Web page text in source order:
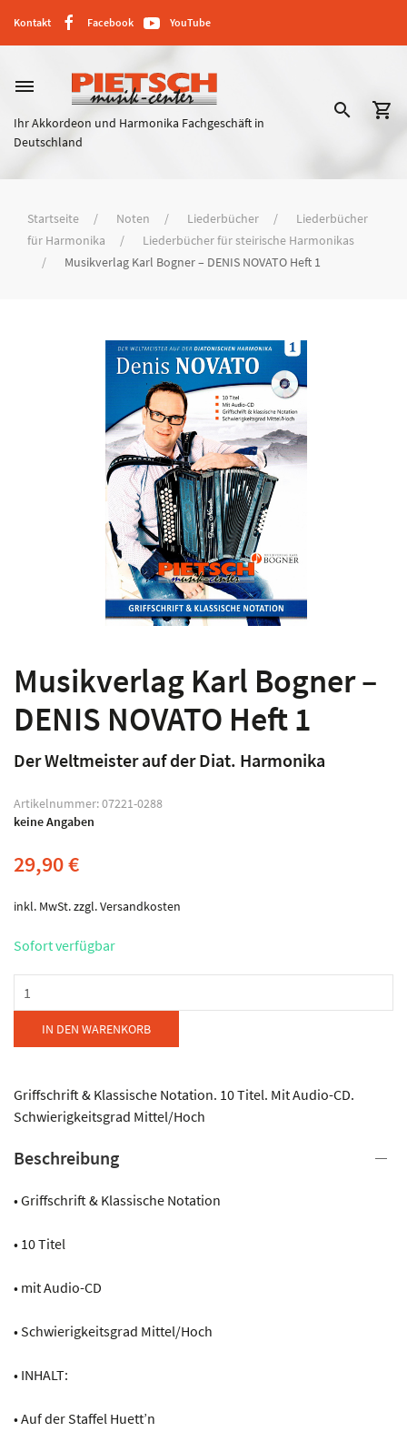
Kontakt Facebook YouTube
dehaze
Ihr Akkordeon und Harmonika Fachgeschäft in
Deutschland
search shopping_cart
Startseite Noten Liederbücher
Liederbücher
für Harmonika
Liederbücher für steirische Harmonikas
Musikverlag Karl Bogner – DENIS NOVATO Heft 1
Musikverlag Karl Bogner –
DENIS NOVATO Heft 1
Der Weltmeister auf der Diat. Harmonika
Artikelnummer:07221-0288
keine Angaben
29,90€
inkl. MwSt.zzgl.Versandkosten
Sofort verfügbar
Karl
Bogner
-
NOVATO
Heft
Menge
IN DEN WARENKORB
Griffschrift & Klassische Notation. 10 Titel. Mit Audio-CD.
Schwierigkeitsgrad Mittel/Hoch
Beschreibung
• Griffschrift & Klassische Notation
• 10 Titel
• mit Audio-CD
• Schwierigkeitsgrad Mittel/Hoch
• INHALT:
• Auf der Staffel Huett’n